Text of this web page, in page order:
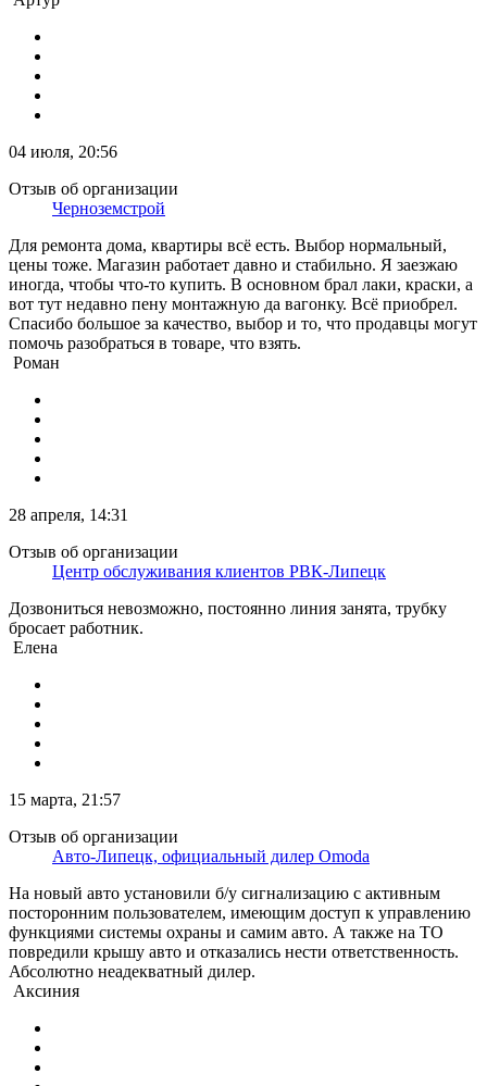
04 июля, 20:56
Отзыв об организации
Черноземстрой
Для ремонта дома, квартиры всё есть. Выбор нормальный,
цены тоже. Магазин работает давно и стабильно. Я заезжаю
иногда, чтобы что-то купить. В основном брал лаки, краски, а
вот тут недавно пену монтажную да вагонку. Всё приобрел.
Спасибо большое за качество, выбор и то, что продавцы могут
помочь разобраться в товаре, что взять.
Роман
28 апреля, 14:31
Отзыв об организации
Центр обслуживания клиентов РВК-Липецк
Дозвониться невозможно, постоянно линия занята, трубку
бросает работник.
Елена
15 марта, 21:57
Отзыв об организации
Авто-Липецк, официальный дилер Omoda
На новый авто установили б/у сигнализацию с активным
посторонним пользователем, имеющим доступ к управлению
функциями системы охраны и самим авто. А также на ТО
повредили крышу авто и отказались нести ответственность.
Абсолютно неадекватный дилер.
Аксиния